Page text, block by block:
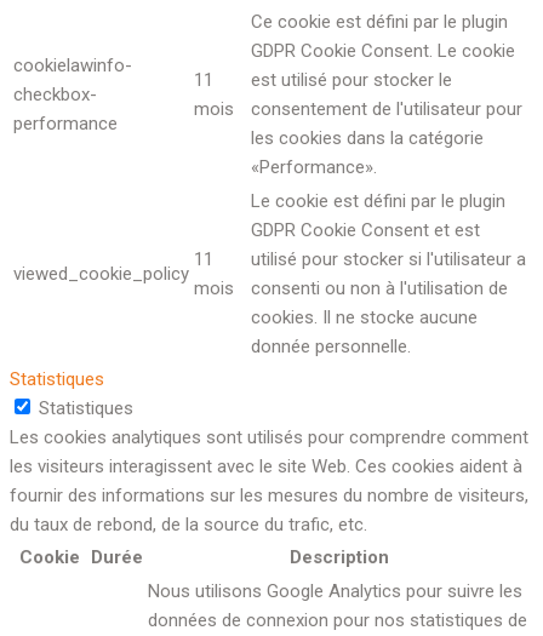
cookielawinfo-
checkbox-
performance
11
mois
Ce cookie est défini par le plugin
GDPR Cookie Consent. Le cookie
est utilisé pour stocker le
consentement de l'utilisateur pour
les cookies dans la catégorie
«Performance».
viewed_cookie_policy
11
mois
Le cookie est défini par le plugin
GDPR Cookie Consent et est
utilisé pour stocker si l'utilisateur a
consenti ou non à l'utilisation de
cookies. Il ne stocke aucune
donnée personnelle.
Statistiques
Statistiques
Les cookies analytiques sont utilisés pour comprendre comment
les visiteurs interagissent avec le site Web. Ces cookies aident à
fournir des informations sur les mesures du nombre de visiteurs,
du taux de rebond, de la source du trafic, etc.
Cookie
Durée Description
Nous utilisons Google Analytics pour suivre les
données de connexion pour nos statistiques de